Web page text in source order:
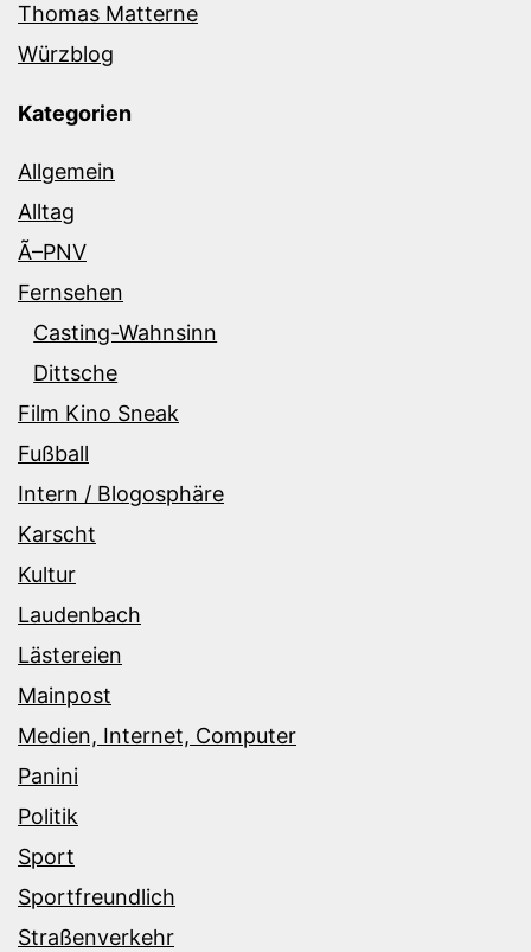
Thomas Matterne
Würzblog
Kategorien
Allgemein
Alltag
Ã–PNV
Fernsehen
Casting-Wahnsinn
Dittsche
Film Kino Sneak
Fußball
Intern / Blogosphäre
Karscht
Kultur
Laudenbach
Lästereien
Mainpost
Medien, Internet, Computer
Panini
Politik
Sport
Sportfreundlich
Straßenverkehr